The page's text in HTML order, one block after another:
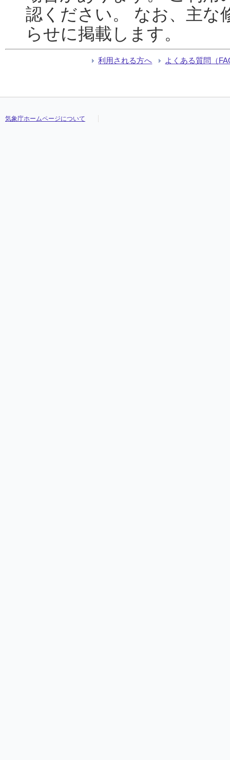
認ください。 なお、主な
らせに掲載します。
利用される方へ よくある質問（
気象庁ホームページについて